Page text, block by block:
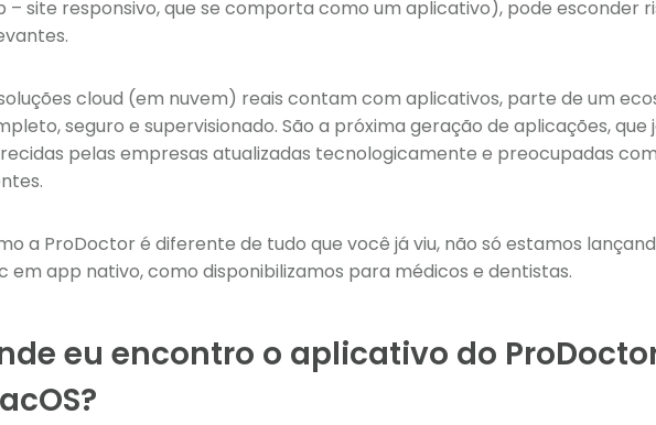
– site responsivo, que se comporta como um aplicativo), pode esconder
cloud (em nuvem) reais contam com aplicativos, parte de um
seguro e supervisionado. São a próxima geração de aplicações, que
pelas empresas atualizadas tecnologicamente e preocupadas
a ProDoctor é diferente de tudo que você já viu, não só estamos
em app nativo, como disponibilizamos para médicos e dentistas.
eu encontro o aplicativo do